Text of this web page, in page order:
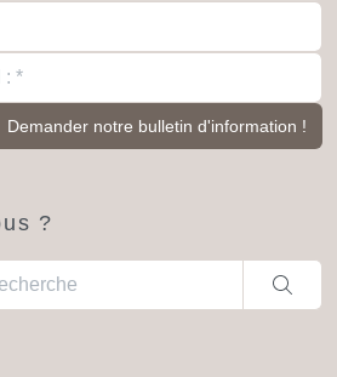
?
l'auto-complétion sont disponibles,